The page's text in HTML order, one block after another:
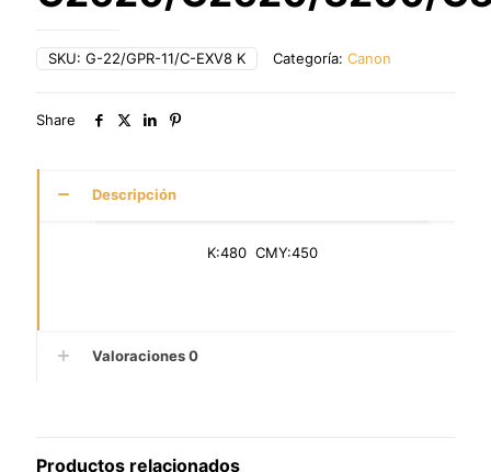
SKU: G-22/GPR-11/C-EXV8 K Categoría: Canon
Share
Descripción
K:480 CMY:450
Valoraciones0
Productos relacionados